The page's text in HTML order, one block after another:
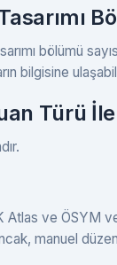
bölümü
bilgisine
Türü
Atlas ve ÖSYM
manuel